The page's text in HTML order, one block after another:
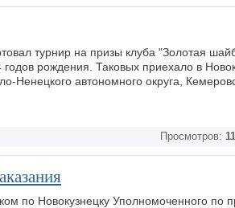
турнир на призы клуба "Золотая
рождения. Таковых приехало в
Ненецкого автономного округа,
Просмотров:
по Новокузнецку Уполномоченного по